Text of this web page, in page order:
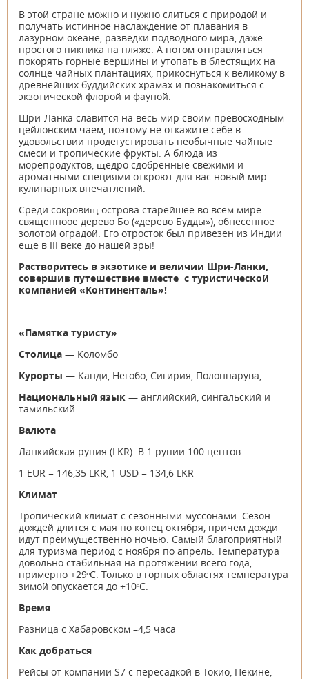
В этой стране можно и нужно слиться с природой и
получать истинное наслаждение от плавания в
лазурном океане, разведки подводного мира, даже
простого пикника на пляже. А потом отправляться
покорять горные вершины и утопать в блестящих на
солнце чайных плантациях, прикоснуться к великому в
древнейших буддийских храмах и познакомиться с
экзотической флорой и фауной.
Шри-Ланка славится на весь мир своим превосходным
цейлонским чаем, поэтому не откажите себе в
удовольствии продегустировать необычные чайные
смеси и тропические фрукты. А блюда из
морепродуктов, щедро сдобренные свежими и
ароматными специями откроют для вас новый мир
кулинарных впечатлений.
Среди сокровищ острова старейшее во всем мире
священноое дерево Бо («дерево Будды»), обнесенное
золотой оградой. Его отросток был привезен из Индии
еще в III веке до нашей эры!
Растворитесь в экзотике и величии Шри-Ланки,
совершив путешествие вместе с туристической
компанией «Континенталь»!
«Памятка туристу»
Столица — Коломбо
Курорты — Канди, Негобо, Сигирия, Полоннарува,
Национальный язык — английский, сингальский и
тамильский
Валюта
Ланкийская рупия (LKR). В 1 рупии 100 центов.
1 EUR = 146,35 LKR, 1 USD = 134,6 LKR
Климат
Тропический климат с сезонными муссонами. Сезон
дождей длится с мая по конец октября, причем дожди
идут преимущественно ночью. Самый благоприятный
для туризма период с ноября по апрель. Температура
довольно стабильная на протяжении всего года,
примерно +29ᵒС. Только в горных областях температура
зимой опускается до +10ᵒС.
Время
Разница с Хабаровском –4,5 часа
Как добраться
Рейсы от компании S7 с пересадкой в Токио, Пекине,